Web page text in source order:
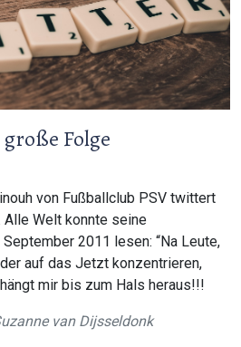
Folge
von Fußballclub PSV twittert
Welt konnte seine
2011 lesen: “Na Leute,
auf das Jetzt konzentrieren,
mir bis zum Hals heraus!!!
van Dijsseldonk